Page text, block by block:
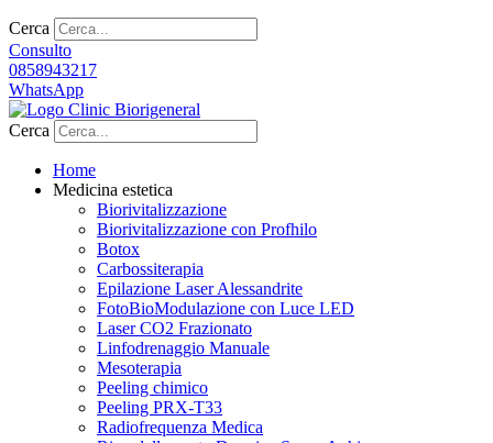
Cerca
Consulto
0858943217
WhatsApp
Cerca
Home
Medicina estetica
Biorivitalizzazione
Biorivitalizzazione con Profhilo
Botox
Carbossiterapia
Epilazione Laser Alessandrite
FotoBioModulazione con Luce LED
Laser CO2 Frazionato
Linfodrenaggio Manuale
Mesoterapia
Peeling chimico
Peeling PRX-T33
Radiofrequenza Medica